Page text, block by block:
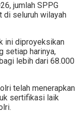
jumlah SPPG
di seluruh wilayah
ini diproyeksikan
setiap harinya,
lebih dari 68.000
telah menerapkan
sertifikasi laik